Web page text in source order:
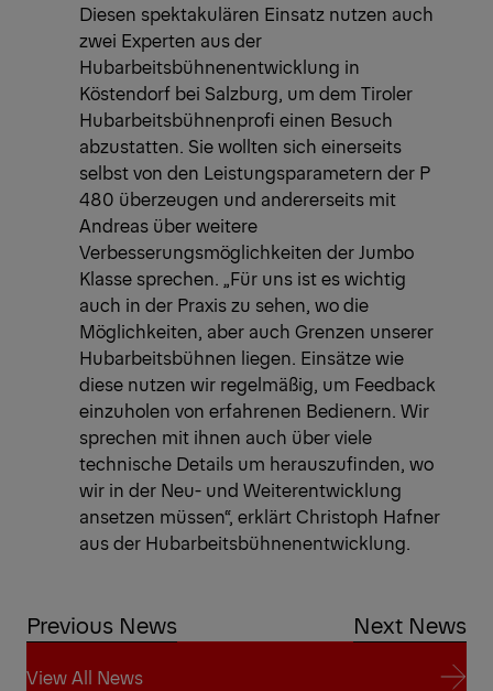
Diesen spektakulären Einsatz nutzen auch
zwei Experten aus der
Hubarbeitsbühnenentwicklung in
Köstendorf bei Salzburg, um dem Tiroler
Hubarbeitsbühnenprofi einen Besuch
abzustatten. Sie wollten sich einerseits
selbst von den Leistungsparametern der P
480 überzeugen und andererseits mit
Andreas über weitere
Verbesserungsmöglichkeiten der Jumbo
Klasse sprechen. „Für uns ist es wichtig
auch in der Praxis zu sehen, wo die
Möglichkeiten, aber auch Grenzen unserer
Hubarbeitsbühnen liegen. Einsätze wie
diese nutzen wir regelmäßig, um Feedback
einzuholen von erfahrenen Bedienern. Wir
sprechen mit ihnen auch über viele
technische Details um herauszufinden, wo
wir in der Neu- und Weiterentwicklung
ansetzen müssen“, erklärt Christoph Hafner
aus der Hubarbeitsbühnenentwicklung.
Previous News Next News
View All News